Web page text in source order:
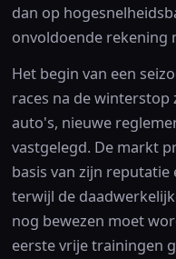
dan op
onvoldoende rekening
Het begin van een
races na de
auto's, nieuwe
vastgelegd. De markt
basis van zijn reputatie
terwijl de
nog bewezen moet
eerste vrije trainingen